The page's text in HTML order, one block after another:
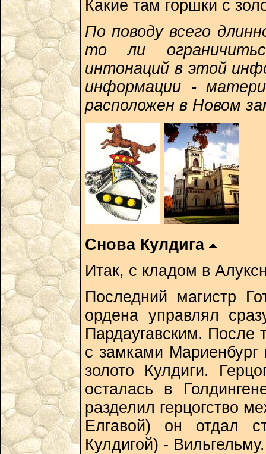
Какие там горшки с
По поводу всего
то ли
интонаций в этой
информации -
расположен в Новом
Снова Кулдига
Итак, с кладом в
Последний магистр
ордена управлял
Пардаугавским. После
с замками
золото Кулдиги.
осталась в
разделил герцогство
Елгавой) он отдал
Кулдигой) - Вильгельму.